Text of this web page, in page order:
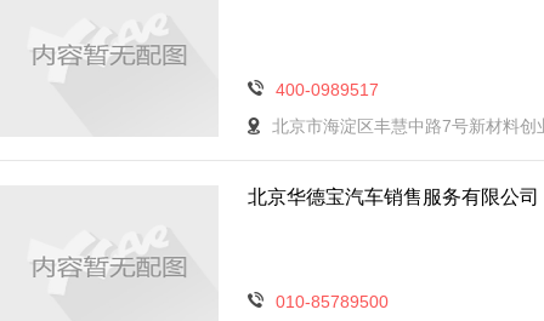
400-0989517
北京市海淀区丰慧中路7号新材料
北京华德宝汽车销售服务有限公司
010-85789500